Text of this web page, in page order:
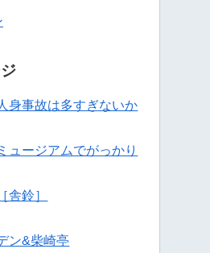
身事故は多すぎないか
ュージアムでがっかり
舎鈴］
ン&柴崎亭